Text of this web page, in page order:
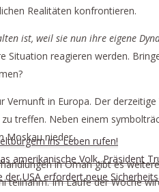
ins Leben rufen!
amerikanische Volk, Präsident
USA erfordert neue
Realitäten konfrontieren.
ist, weil sie nun ihre eigene
reagieren werden.
in Europa. Der
treffen. Neben einem
Moskau nieder.
in Oman gibt es
teilnahm. Im Laufe der Woche